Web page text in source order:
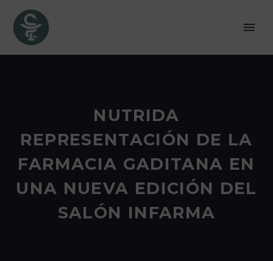
NUTRIDA
REPRESENTACIÓN DE LA
FARMACIA GADITANA EN
UNA NUEVA EDICIÓN DEL
SALÓN INFARMA